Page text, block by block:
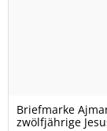
Briefmarke
zwölfjährige